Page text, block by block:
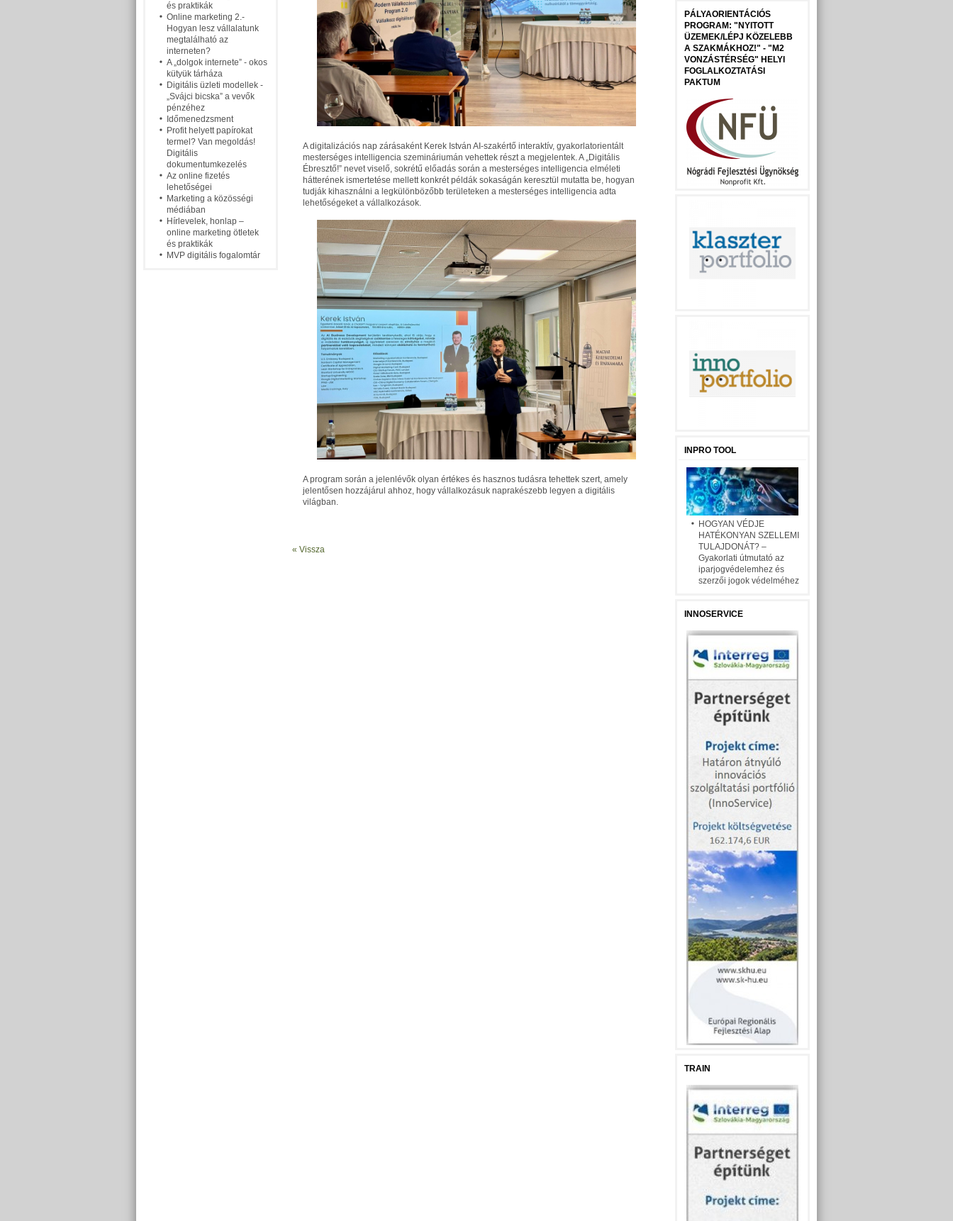
és praktikák
Online marketing 2.-
Hogyan lesz vállalatunk
megtalálható az
interneten?
A „dolgok internete” - okos
kütyük tárháza
Digitális üzleti modellek -
„Svájci bicska” a vevők
pénzéhez
Időmenedzsment
Profit helyett papírokat
termel? Van megoldás!
Digitális
dokumentumkezelés
Az online fizetés
lehetőségei
Marketing a közösségi
médiában
Hírlevelek, honlap –
online marketing ötletek
és praktikák
MVP digitális fogalomtár
A digitalizációs nap zárásaként Kerek István AI-szakértő interaktív, gyakorlatorientált
mesterséges intelligencia szemináriumán vehettek részt a megjelentek. A „Digitális
Ébresztő!” nevet viselő, sokrétű előadás során a mesterséges intelligencia elméleti
hátterének ismertetése mellett konkrét példák sokaságán keresztül mutatta be, hogyan
tudják kihasználni a legkülönbözőbb területeken a mesterséges intelligencia adta
lehetőségeket a vállalkozások.
A program során a jelenlévők olyan értékes és hasznos tudásra tehettek szert, amely
jelentősen hozzájárul ahhoz, hogy vállalkozásuk naprakészebb legyen a digitális
világban.
« Vissza
PÁLYAORIENTÁCIÓS
PROGRAM: "NYITOTT
ÜZEMEK/LÉPJ KÖZELEBB
A SZAKMÁKHOZ!" - "M2
VONZÁSTÉRSÉG" HELYI
FOGLALKOZTATÁSI
PAKTUM
INPRO TOOL
HOGYAN VÉDJE
HATÉKONYAN SZELLEMI
TULAJDONÁT? –
Gyakorlati útmutató az
iparjogvédelemhez és
szerzői jogok védelméhez
INNOSERVICE
TRAIN